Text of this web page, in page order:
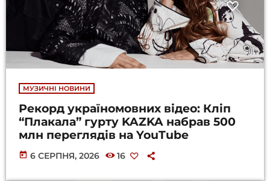
МУЗИЧНІ НОВИНИ
Рекорд україномовних відео: Кліп
“Плакала” гурту KAZKA набрав 500
млн переглядів на YouTube
today 6 СЕРПНЯ, 2026 16